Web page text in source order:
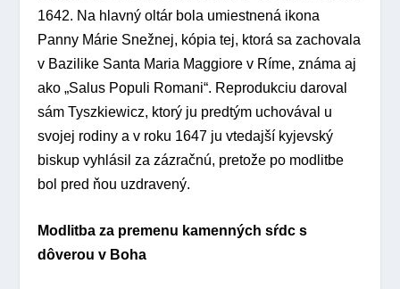
1642. Na hlavný oltár bola umiestnená ikona
Panny Márie Snežnej, kópia tej, ktorá sa zachovala
v Bazilike Santa Maria Maggiore v Ríme, známa aj
ako „Salus Populi Romani“. Reprodukciu daroval
sám Tyszkiewicz, ktorý ju predtým uchovával u
svojej rodiny a v roku 1647 ju vtedajší kyjevský
biskup vyhlásil za zázračnú, pretože po modlitbe
bol pred ňou uzdravený.
Modlitba za premenu kamenných sŕdc s
dôverou v Boha